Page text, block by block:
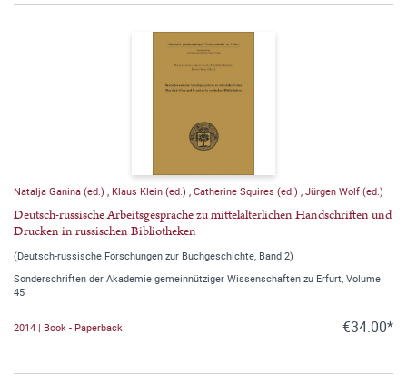
Natalja Ganina (ed.) , Klaus Klein (ed.) , Catherine Squires (ed.) , Jürgen Wolf (ed.)
Deutsch-russische Arbeitsgespräche zu mittelalterlichen Handschriften und
Drucken in russischen Bibliotheken
(Deutsch-russische Forschungen zur Buchgeschichte, Band 2)
Sonderschriften der Akademie gemeinnütziger Wissenschaften zu Erfurt, Volume
45
2014 | Book - Paperback €34.00*